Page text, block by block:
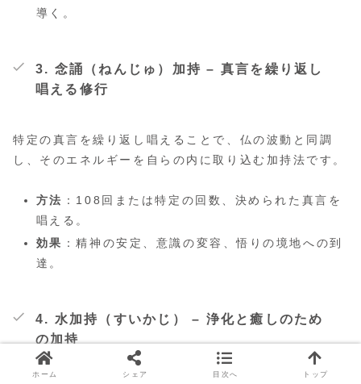
導く。
3. 念誦（ねんじゅ）加持 – 真言を繰り返し
唱える修行
特定の真言を繰り返し唱えることで、仏の波動と同調
し、そのエネルギーを自らの内に取り込む加持法です。
方法 ：108回または特定の回数、決められた真言を
唱える。
効果 ：精神の安定、意識の変容、悟りの境地への到
達。
4. 水加持（すいかじ）
– 浄化と癒しのため
の加持
ホーム シェア 目次へ トップ